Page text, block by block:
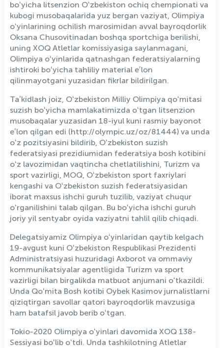
boʻyicha litsenzion Oʻzbekiston ochiq chempionati va
kubogi musobaqalarida yuz bergan vaziyat, Olimpiya
oʻyinlarining ochilish marosimidan avval bayroqdorlik
Oksana Chusovitinadan boshqa sportchiga berilishi,
uning XOQ Atletlar komissiyasiga saylanmagani,
Olimpiya oʻyinlarida qatnashgan federatsiyalarning
ishtiroki boʻyicha tahliliy material eʼlon
qilinmayotgani yuzasidan fikrlar bildirilgan.
Taʼkidlash joiz, Oʻzbekiston Milliy Olimpiya qoʻmitasi
suzish boʻyicha mamlakatimizda oʻtgan litsenzion
musobaqalar yuzasidan 18-iyul kuni rasmiy bayonot
eʼlon qilgan edi (http://olympic.uz/oz/81444) va unda
oʻz pozitsiyasini bildirib, Oʻzbekiston suzish
federatsiyasi prezidiumidan federatsiya bosh kotibini
oʻz lavozimidan vaqtincha chetlatilishini, Turizm va
sport vazirligi, MOQ, Oʻzbekiston sport faxriylari
kengashi va Oʻzbekiston suzish federatsiyasidan
iborat maxsus ishchi guruh tuzilib, vaziyat chuqur
oʻrganilishini talab qilgan. Bu boʻyicha ishchi guruh
joriy yil sentyabr oyida vaziyatni tahlil qilib chiqadi.
Delegatsiyamiz Olimpiya oʻyinlaridan qaytib kelgach
19-avgust kuni Oʻzbekiston Respublikasi Prezidenti
Administratsiyasi huzuridagi Axborot va ommaviy
kommunikatsiyalar agentligida Turizm va sport
vazirligi bilan birgalikda matbuot anjumani oʻtkazildi.
Unda Qoʻmita Bosh kotibi Oybek Kasimov jurnalistlarni
qiziqtirgan savollar qatori bayroqdorlik mavzusiga
ham batafsil javob berib oʻtgan.
Tokio-2020 Olimpiya oʻyinlari davomida XOQ 138-
Sessiyasi boʻlib oʻtdi. Unda tashkilotning Atletlar